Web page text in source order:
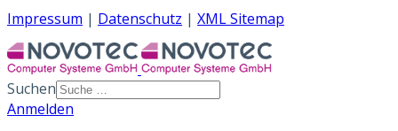
Impressum | Datenschutz | XML Sitemap
Suchen
Anmelden